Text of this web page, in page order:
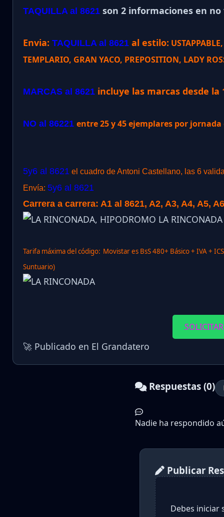
TAQUILLA al 8621 son 2 informaciones en no
Envia: TAQUILLA al 8621 al estilo:
TEMPLARIO, GRAN YACO, PREPOSITION, LADY
MARCAS al 8621 incluye las marcas desde
NO al 86221 entre 25 y 45 ejemplares por
5y6 al 8621 el cuadro de Antoni Castellano, las 6
Envía: 5y6 al 8621
Carrera a carrera: A1 al 8621, A2, A3, A4, A5,
Tarifa máxima del código: Movistar es BsS 480+ Básico + IVA +
Suntuario)
🚀 Publicado en El Grandatero
Respuestas (0)
Nadie ha respondido
Publicar
Debes iniciar